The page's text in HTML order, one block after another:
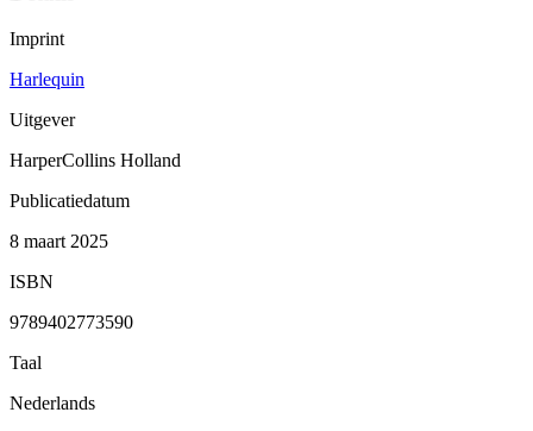
Imprint
Harlequin
Uitgever
HarperCollins Holland
Publicatiedatum
8 maart 2025
ISBN
9789402773590
Taal
Nederlands